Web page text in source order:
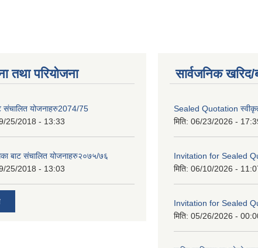
तथा परियोजना
संचालित योजनाहरु2074/75
25/2018 - 13:33
बाट संचालित योजनाहरु२०७५/७६
25/2018 - 13:03
सार्वजनिक
Sealed Quotation
मिति: 06/23/2026 -
Invitation for Sealed
मिति: 06/10/2026 -
Invitation for Sealed
मिति: 05/26/2026 -